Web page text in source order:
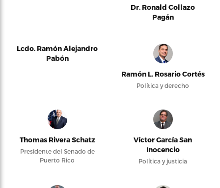
Dr. Ronald Collazo
Pagán
Lcdo. Ramón Alejandro
Pabón
Ramón L. Rosario Cortés
Política y derecho
Thomas Rivera Schatz
Presidente del Senado de
Puerto Rico
Víctor García San
Inocencio
Política y justicia